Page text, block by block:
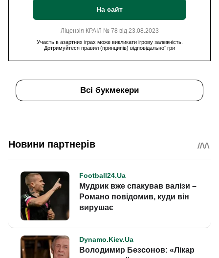
На сайт
Ліцензія КРАІЛ № 78 від 23.08.2023
Участь в азартних іграх може викликати ігрову залежність.
Дотримуйтеся правил (принципів) відповідальної гри
Всі букмекери